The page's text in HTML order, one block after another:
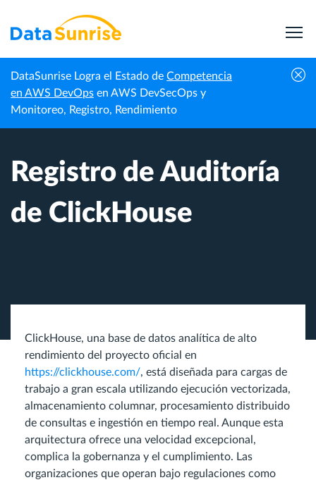
DataSunrise Logra el Estado de Competencia
en AWS DevOps en AWS DevSecOps y
Monitoreo, Registro, Rendimiento
Inicio Centro de Conocimiento Registro de Auditoría de ClickHouse
Registro de Auditoría
de ClickHouse
ClickHouse, una base de datos analítica de alto
rendimiento del proyecto oficial en
https://clickhouse.com/, está diseñada para cargas de
trabajo a gran escala utilizando ejecución vectorizada,
almacenamiento columnar, procesamiento distribuido
de consultas e ingestión en tiempo real. Aunque esta
arquitectura ofrece una velocidad excepcional,
complica la gobernanza y el cumplimiento. Las
organizaciones que operan bajo regulaciones como